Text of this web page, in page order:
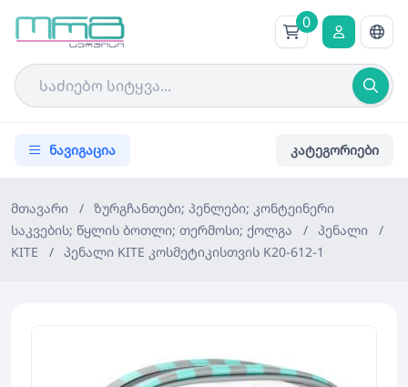
0
ნავიგაცია კატეგორიები
მთავარი /
ზურგჩანთები; პენლები; კონტეინერი
საკვების; წყლის ბოთლი; თერმოსი; ქოლგა
/ პენალი
/
KITE
/ პენალი KITE კოსმეტიკისთვის K20-612-1